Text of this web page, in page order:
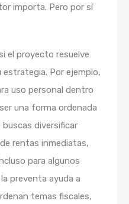
importa. Pero por sí
el proyecto resuelve
Por ejemplo,
uso personal dentro
una forma ordenada
diversificar
rentas inmediatas,
para algunos
preventa ayuda a
temas fiscales,